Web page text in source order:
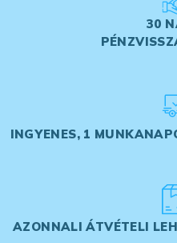
30
INGYENES, 1
AZONNALI ÁTVÉTELI